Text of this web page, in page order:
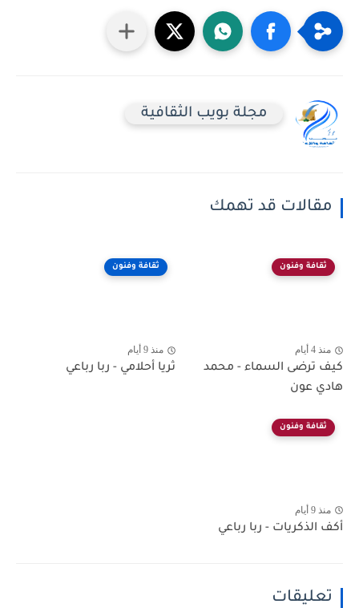
مجلة بويب الثقافية
مقالات قد تهمك
ثقافة وفنون
منذ 4 أيام
كيف ترضى السماء - محمد
هادي عون
ثقافة وفنون
منذ 9 أيام
ثريا أحلامي - ربا رباعي
ثقافة وفنون
منذ 9 أيام
أكف الذكريات - ربا رباعي
تعليقات